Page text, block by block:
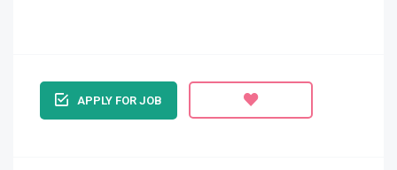
APPLY FOR JOB